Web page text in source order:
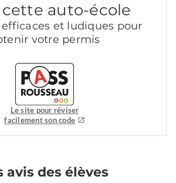
cette auto-école
et ludiques pour
votre permis
Le site pour réviser
facilement son code
avis des élèves